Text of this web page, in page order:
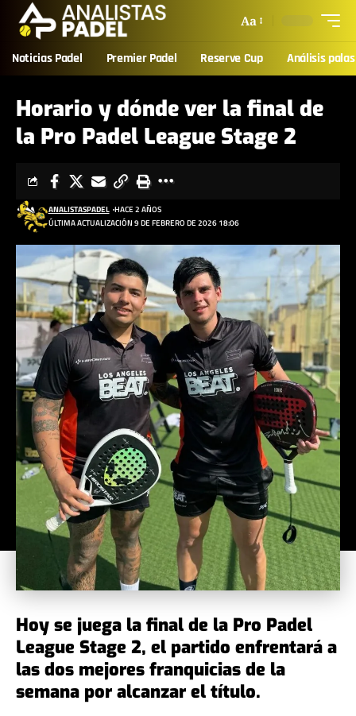
Aa
Noticias Padel Premier Padel Reserve Cup Análisis palas
Horario y dónde ver la final de
la Pro Padel League Stage 2
ÚLTIMA ACTUALIZACIÓN 9 DE FEBRERO DE 2026 18:06
ANALISTASPADEL HACE 2 AÑOS
Hoy se juega la final de la Pro Padel
League Stage 2, el partido enfrentará a
las dos mejores franquicias de la
semana por alcanzar el título.